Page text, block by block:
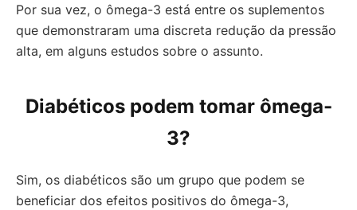
Por sua vez, o ômega-3 está entre os suplementos
que demonstraram uma discreta redução da pressão
alta, em alguns estudos sobre o assunto.
Diabéticos podem tomar ômega-
3?
Sim, os diabéticos são um grupo que podem se
beneficiar dos efeitos positivos do ômega-3,